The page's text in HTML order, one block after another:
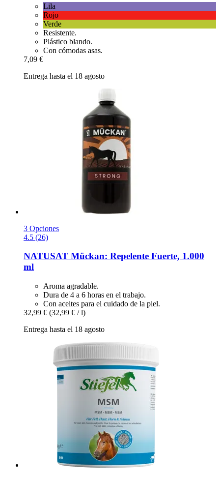
Lila
Rojo
Verde
Resistente.
Plástico blando.
Con cómodas asas.
7,09 €
Entrega hasta el 18 agosto
3 Opciones
4.5 (26)
NATUSAT Mückan: Repelente Fuerte, 1.000
ml
Aroma agradable.
Dura de 4 a 6 horas en el trabajo.
Con aceites para el cuidado de la piel.
32,99 € (32,99 € / l)
Entrega hasta el 18 agosto